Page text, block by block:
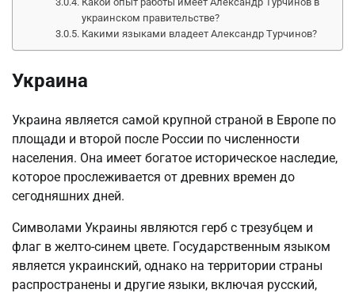
украинском правительстве?
Какими языками владеет Александр Турчинов?
Украина
Украина является самой крупной страной в Европе по
площади и второй после России по численности
населения. Она имеет богатое историческое наследие,
которое прослеживается от древних времен до
сегодняшних дней.
Символами Украины являются герб с трезубцем и
флаг в желто-синем цвете. Государственным языком
является украинский, однако на территории страны
распространены и другие языки, включая русский,